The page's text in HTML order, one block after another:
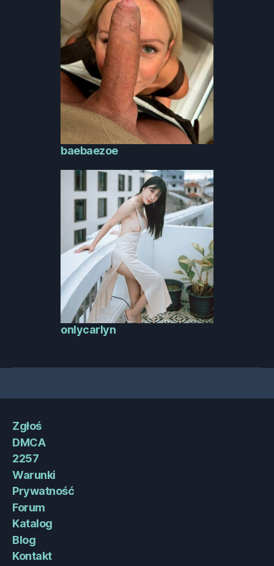
baebaezoe
onlycarlyn
Zgłoś
DMCA
2257
Warunki
Prywatność
Forum
Katalog
Blog
Kontakt